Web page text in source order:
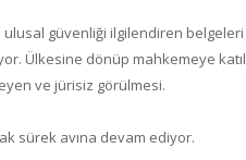
güvenliği ilgilendiren belgeleri
Ülkesine dönüp mahkemeye
ve jürisiz görülmesi.
sürek avına devam ediyor.